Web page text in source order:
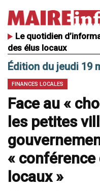
Le quotidien
des élus locaux
Édition du jeudi 19
FINANCES LOCALES
Face au «
les petites
«
locaux »